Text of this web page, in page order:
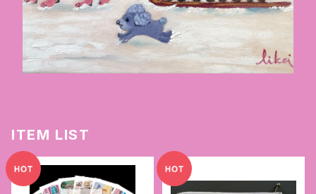
ITEM LIST